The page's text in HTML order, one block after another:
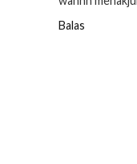
Balas